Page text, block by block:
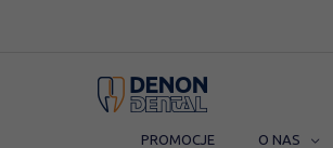
PROMOCJE O NAS